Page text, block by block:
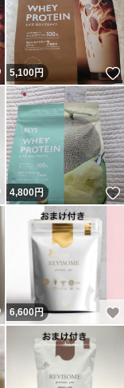
いいね！
5,100円
いいね！
4,800円
いいね！
6,600円